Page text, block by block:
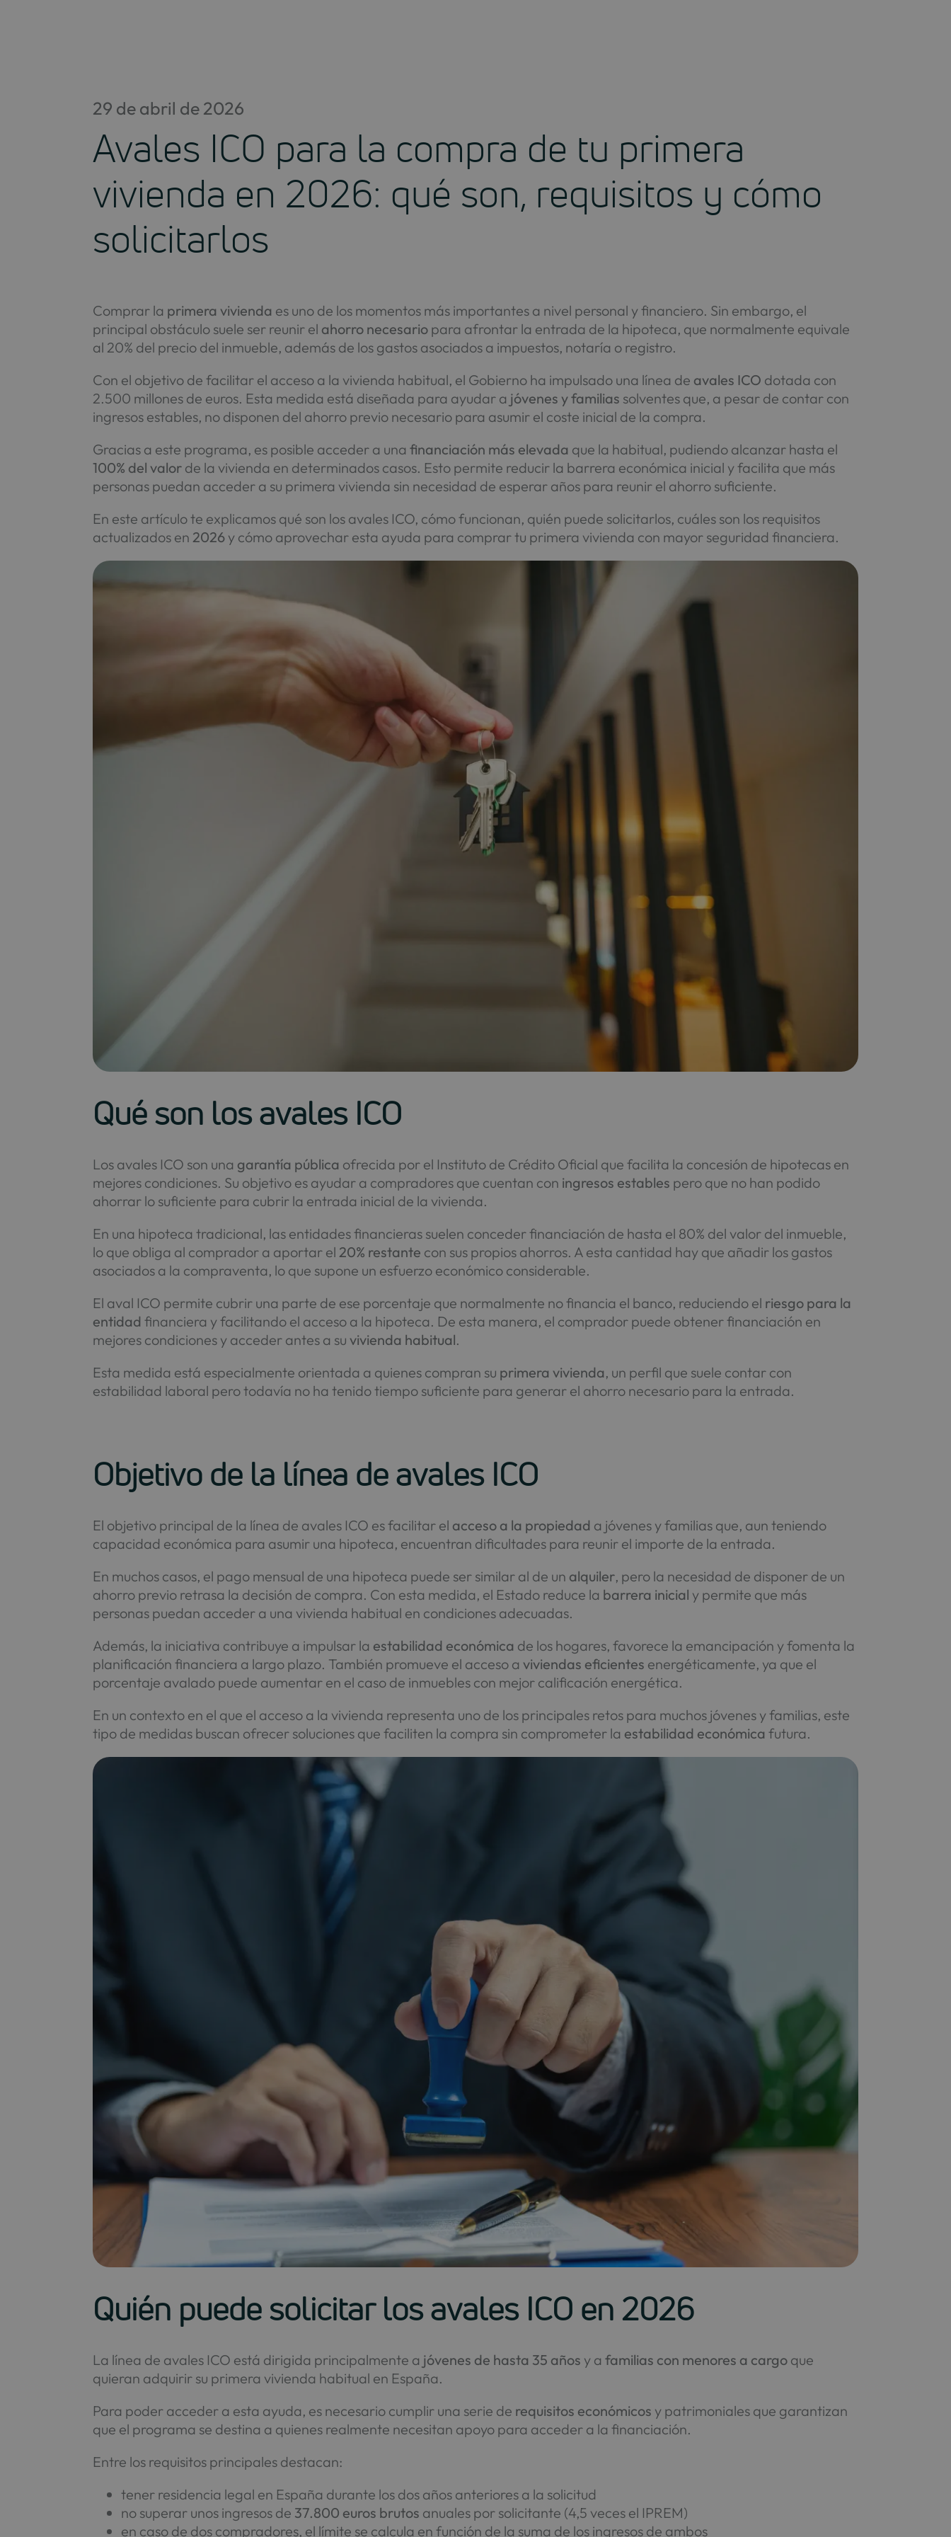
29 de abril de 2026
Avales ICO para la compra de tu primera
vivienda en 2026: qué son, requisitos y cómo
solicitarlos
Comprar la primera vivienda es uno de los momentos más importantes a nivel personal y financiero. Sin embargo, el
principal obstáculo suele ser reunir el ahorro necesario para afrontar la entrada de la hipoteca, que normalmente equivale
al 20% del precio del inmueble, además de los gastos asociados a impuestos, notaría o registro.
Con el objetivo de facilitar el acceso a la vivienda habitual, el Gobierno ha impulsado una línea de avales ICO dotada con
2.500 millones de euros. Esta medida está diseñada para ayudar a jóvenes y familias solventes que, a pesar de contar con
ingresos estables, no disponen del ahorro previo necesario para asumir el coste inicial de la compra.
Gracias a este programa, es posible acceder a unafinanciación más elevada que la habitual, pudiendo alcanzar hasta el
100% del valor de la vivienda en determinados casos. Esto permite reducir la barrera económica inicial y facilita que más
personas puedan acceder a su primera vivienda sin necesidad de esperar años para reunir el ahorro suficiente.
En este artículo te explicamos qué son los avales ICO, cómo funcionan, quién puede solicitarlos, cuáles son los requisitos
actualizados en2026 y cómo aprovechar esta ayuda para comprar tu primera vivienda con mayor seguridad financiera.
Qué son los avales ICO
Los avales ICO son una garantía pública ofrecida por el Instituto de Crédito Oficial que facilita la concesión de hipotecas en
mejores condiciones. Su objetivo es ayudar a compradores que cuentan con ingresos estables pero que no han podido
ahorrar lo suficiente para cubrir la entrada inicial de la vivienda.
En una hipoteca tradicional, las entidades financieras suelen conceder financiación de hasta el 80% del valor del inmueble,
lo que obliga al comprador a aportar el 20% restante con sus propios ahorros. A esta cantidad hay que añadir los gastos
asociados a la compraventa, lo que supone un esfuerzo económico considerable.
El aval ICO permite cubrir una parte de ese porcentaje que normalmente no financia el banco, reduciendo el riesgo para la
entidad financiera y facilitando el acceso a la hipoteca. De esta manera, el comprador puede obtener financiación en
mejores condiciones y acceder antes a suvivienda habitual.
Esta medida está especialmente orientada a quienes compran su primera vivienda, un perfil que suele contar con
estabilidad laboral pero todavía no ha tenido tiempo suficiente para generar el ahorro necesario para la entrada.
Objetivo de la línea de avales ICO
El objetivo principal de la línea de avales ICO es facilitar el acceso a la propiedad a jóvenes y familias que, aun teniendo
capacidad económica para asumir una hipoteca, encuentran dificultades para reunir el importe de la entrada.
En muchos casos, el pago mensual de una hipoteca puede ser similar al de un alquiler, pero la necesidad de disponer de un
ahorro previo retrasa la decisión de compra. Con esta medida, el Estado reduce la barrera inicial y permite que más
personas puedan acceder a una vivienda habitual en condiciones adecuadas.
Además, la iniciativa contribuye a impulsar la estabilidad económica de los hogares, favorece la emancipación y fomenta la
planificación financiera a largo plazo. También promueve el acceso aviviendas eficientes energéticamente, ya que el
porcentaje avalado puede aumentar en el caso de inmuebles con mejor calificación energética.
En un contexto en el que el acceso a la vivienda representa uno de los principales retos para muchos jóvenes y familias, este
tipo de medidas buscan ofrecer soluciones que faciliten la compra sin comprometer la estabilidad económica futura.
Quién puede solicitar los avales ICO en 2026
La línea de avales ICO está dirigida principalmente a jóvenes de hasta 35 años y afamilias con menores a cargo que
quieran adquirir su primera vivienda habitual en España.
Para poder acceder a esta ayuda, es necesario cumplir una serie de requisitos económicos y patrimoniales que garantizan
que el programa se destina a quienes realmente necesitan apoyo para acceder a la financiación.
Entre los requisitos principales destacan:
tener residencia legal en España durante los dos años anteriores a la solicitud
no superar unos ingresos de 37.800 euros brutos anuales por solicitante (4,5 veces el IPREM)
en caso de dos compradores, el límite se calcula en función de la suma de los ingresos de ambos